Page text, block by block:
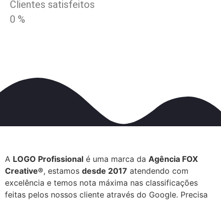
Clientes satisfeitos
0 %
A LOGO Profissional é uma marca da Agência FOX
Creative®, estamos desde 2017 atendendo com
excelência e temos nota máxima nas classificações
feitas pelos nossos cliente através do Google. Precisa